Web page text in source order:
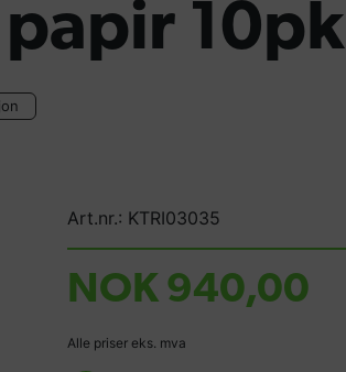
10pk
Art.nr.: KTRI03035
NOK 940,00
Alle priser eks. mva